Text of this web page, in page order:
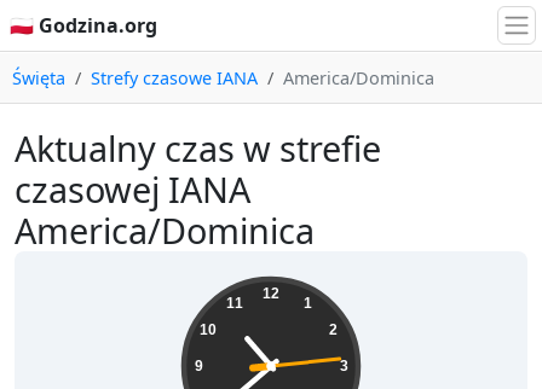
🇵🇱 Godzina.org
Święta Strefy czasowe IANA America/Dominica
Aktualny czas w strefie
czasowej IANA
America/Dominica
12
1
2
3
9
10
11